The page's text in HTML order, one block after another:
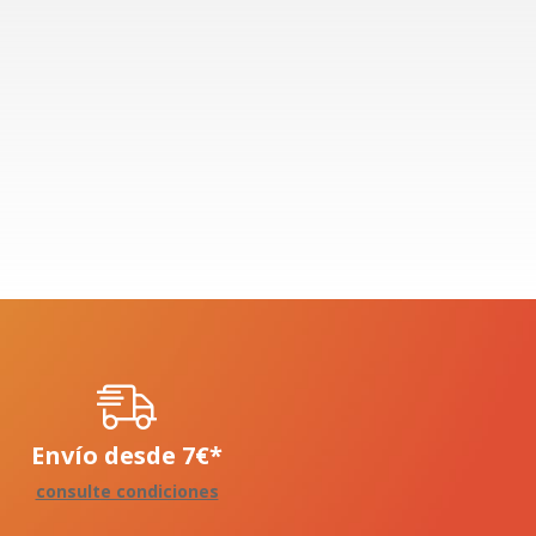
Envío desde 7€*
consulte condiciones